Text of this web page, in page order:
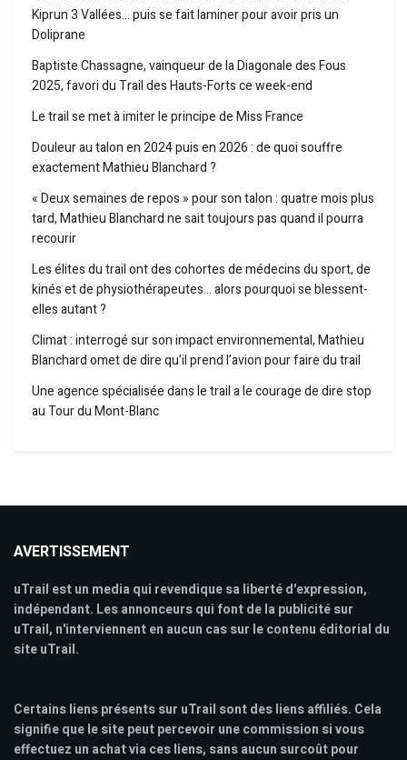
Kiprun 3 Vallées… puis se fait laminer pour avoir pris un
Doliprane
Baptiste Chassagne, vainqueur de la Diagonale des Fous
2025, favori du Trail des Hauts-Forts ce week-end
Le trail se met à imiter le principe de Miss France
Douleur au talon en 2024 puis en 2026 : de quoi souffre
exactement Mathieu Blanchard ?
« Deux semaines de repos » pour son talon : quatre mois plus
tard, Mathieu Blanchard ne sait toujours pas quand il pourra
recourir
Les élites du trail ont des cohortes de médecins du sport, de
kinés et de physiothérapeutes… alors pourquoi se blessent-
elles autant ?
Climat : interrogé sur son impact environnemental, Mathieu
Blanchard omet de dire qu’il prend l’avion pour faire du trail
Une agence spécialisée dans le trail a le courage de dire stop
au Tour du Mont-Blanc
AVERTISSEMENT
uTrail est un media qui revendique sa liberté d'expression,
indépendant. Les annonceurs qui font de la publicité sur
uTrail, n'interviennent en aucun cas sur le contenu éditorial du
site uTrail.
Certains liens présents sur uTrail sont des liens affiliés. Cela
signifie que le site peut percevoir une commission si vous
effectuez un achat via ces liens, sans aucun surcoût pour